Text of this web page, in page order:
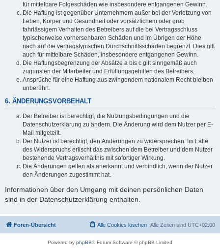
für mittelbare Folgeschäden wie insbesondere entgangenen Gewinn.
Die Haftung ist gegenüber Unternehmern außer bei der Verletzung von
Leben, Körper und Gesundheit oder vorsätzlichem oder grob
fahrlässigem Verhalten des Betreibers auf die bei Vertragsschluss
typischerweise vorhersehbaren Schäden und im Übrigen der Höhe
nach auf die vertragstypischen Durchschnittsschäden begrenzt. Dies gilt
auch für mittelbare Schäden, insbesondere entgangenen Gewinn.
Die Haftungsbegrenzung der Absätze a bis c gilt sinngemäß auch
zugunsten der Mitarbeiter und Erfüllungsgehilfen des Betreibers.
Ansprüche für eine Haftung aus zwingendem nationalem Recht bleiben
unberührt.
6. ÄNDERUNGSVORBEHALT
Der Betreiber ist berechtigt, die Nutzungsbedingungen und die
Datenschutzerklärung zu ändern. Die Änderung wird dem Nutzer per E-
Mail mitgeteilt.
Der Nutzer ist berechtigt, den Änderungen zu widersprechen. Im Falle
des Widerspruchs erlischt das zwischen dem Betreiber und dem Nutzer
bestehende Vertragsverhältnis mit sofortiger Wirkung.
Die Änderungen gelten als anerkannt und verbindlich, wenn der Nutzer
den Änderungen zugestimmt hat.
Informationen über den Umgang mit deinen persönlichen Daten
sind in der Datenschutzerklärung enthalten.
Foren-Übersicht Alle Zeiten sind UTC+02:00
Alle Cookies löschen
Powered by phpBB® Forum Software © phpBB Limited